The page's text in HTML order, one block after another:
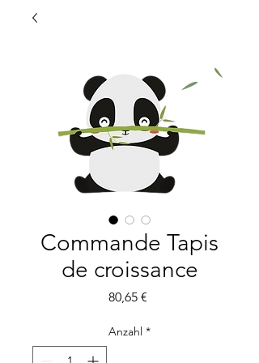
Commande Tapis
de croissance
80,65 €Preis
Anzahl *